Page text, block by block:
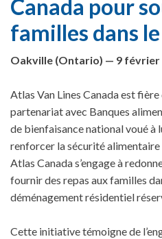
Canada pour
familles dans
Oakville (Ontario) — 9 février
Atlas Van Lines Canada est
partenariat avec Banques
de bienfaisance national voué
renforcer la sécurité alimentaire
Atlas Canada s’engage à
fournir des repas aux familles
déménagement résidentiel
Cette initiative témoigne de